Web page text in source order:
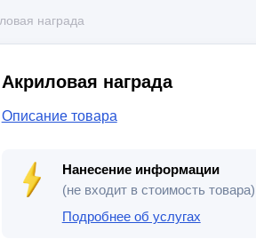
награда
Акриловая награда
Описание товара
Нанесение информации
(не входит в стоимость товара)
Подробнее об услугах